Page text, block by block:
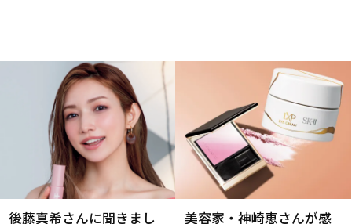
後藤真希さんに聞きまし
美容家・神崎恵さんが感